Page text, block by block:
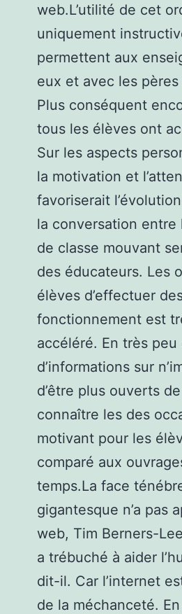
web.L’utilité de cet
uniquement
permettent aux
eux et avec les
Plus conséquent
tous les élèves ont
Sur les aspects
la motivation et
favoriserait
la conversation
de classe mouvant
des éducateurs. Les
élèves d’effectuer
fonctionnement est
accéléré. En très
d’informations sur
d’être plus ouverts
connaître les des
motivant pour les
comparé aux
temps.La face
gigantesque n’a pas
web, Tim Berners-
a trébuché à aider
dit-il. Car l’internet
de la méchanceté.